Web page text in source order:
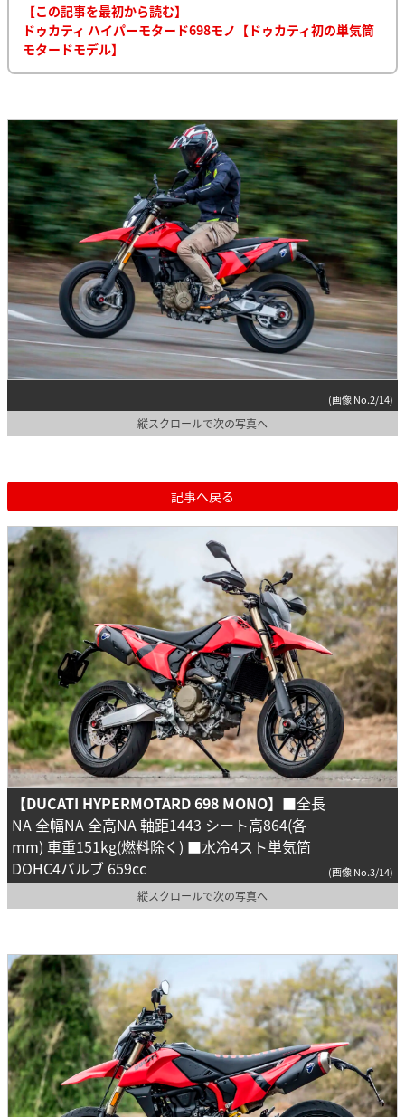
【この記事を最初から読む】
ドゥカティ ハイパーモタード698モノ【ドゥカティ初の単気筒
モタードモデル】
(画像 No.2/14)
縦スクロールで次の写真へ
記事へ戻る
【DUCATI HYPERMOTARD 698 MONO】 ■全長
NA 全幅NA 全高NA 軸距1443 シート高864(各
mm) 車重151kg(燃料除く) ■水冷4スト単気筒
DOHC4バルブ 659cc
(画像 No.3/14)
縦スクロールで次の写真へ